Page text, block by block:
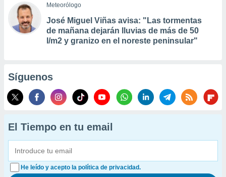
Meteorólogo
José Miguel Viñas avisa: "Las tormentas
de mañana dejarán lluvias de más de 50
l/m2 y granizo en el noreste peninsular"
Síguenos
El Tiempo en tu email
He leído y acepto la política de privacidad.